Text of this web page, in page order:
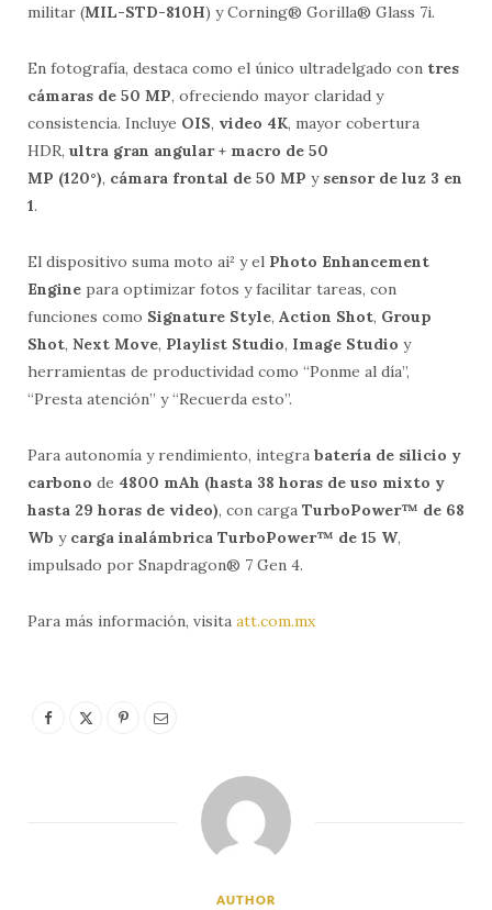
militar (MIL-STD-810H) y Corning® Gorilla® Glass 7i.
En fotografía, destaca como el único ultradelgado con tres
cámaras de 50 MP, ofreciendo mayor claridad y
consistencia. Incluye OIS, video 4K, mayor cobertura
HDR, ultra gran angular + macro de 50
MP (120°), cámara frontal de 50 MP y sensor de luz 3 en
1.
El dispositivo suma moto ai² y el Photo Enhancement
Engine para optimizar fotos y facilitar tareas, con
funciones como Signature Style, Action Shot, Group
Shot, Next Move, Playlist Studio, Image Studio y
herramientas de productividad como “Ponme al día”,
“Presta atención” y “Recuerda esto”.
Para autonomía y rendimiento, integra batería de silicio y
carbono de 4800 mAh (hasta 38 horas de uso mixto y
hasta 29 horas de video), con carga TurboPower™ de 68
Wb y carga inalámbrica TurboPower™ de 15 W,
impulsado por Snapdragon® 7 Gen 4.
Para más información, visita att.com.mx
AUTHOR